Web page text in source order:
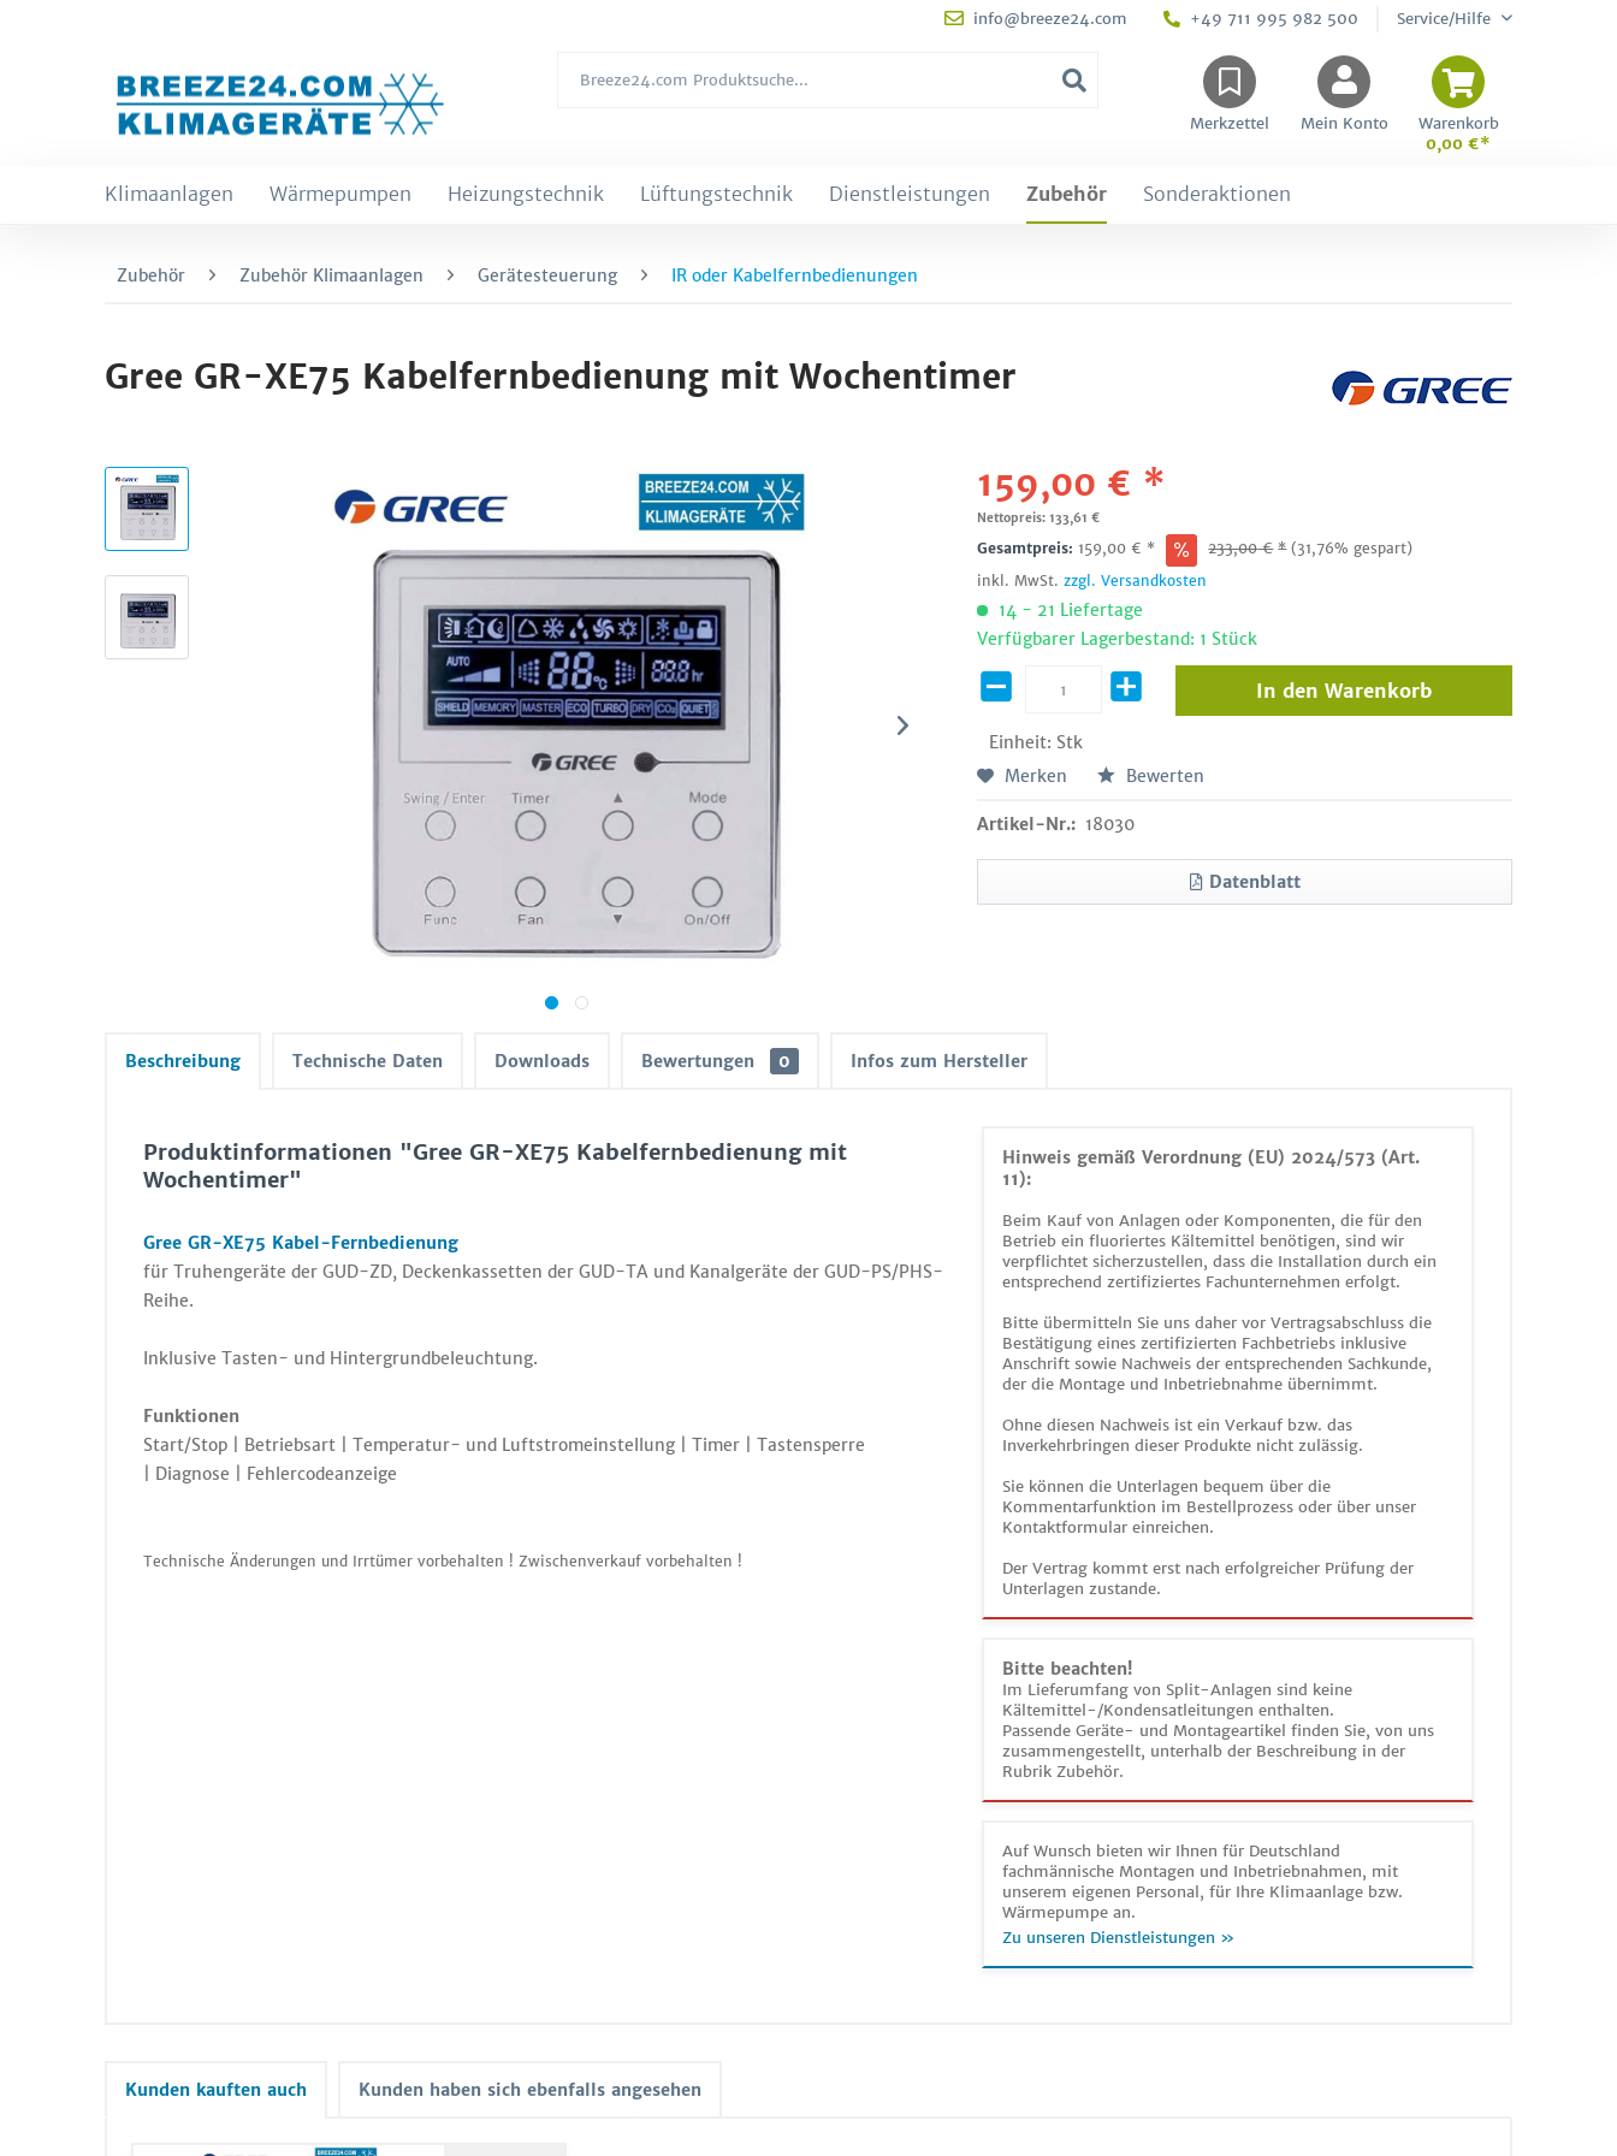
info@breeze24.com +49 711 995 982 500 Service/Hilfe
Merkzettel Mein Konto
Warenkorb
0,00 €*
Klimaanlagen Wärmepumpen Heizungstechnik Lüftungstechnik Dienstleistungen Zubehör Sonderaktionen
Zubehör Zubehör Klimaanlagen Gerätesteuerung IR oder Kabelfernbedienungen
Gree GR-XE75 Kabelfernbedienung mit Wochentimer
159,00 € *
Nettopreis: 133,61 €
Gesamtpreis: 159,00 € * 233,00€ * (31,76% gespart)
inkl. MwSt.zzgl. Versandkosten
14 - 21 Liefertage
Verfügbarer Lagerbestand: 1 Stück
Einheit: Stk
In den Warenkorb
Merken Bewerten
Artikel-Nr.: 18030
Datenblatt
Beschreibung Technische Daten Downloads Bewertungen 0 Infos zum Hersteller
Hinweis gemäß Verordnung (EU) 2024/573 (Art.
11):
Beim Kauf von Anlagen oder Komponenten, die für den
Betrieb ein fluoriertes Kältemittel benötigen, sind wir
verpflichtet sicherzustellen, dass die Installation durch ein
entsprechend zertifiziertes Fachunternehmen erfolgt.
Bitte übermitteln Sie uns daher vor Vertragsabschluss die
Bestätigung eines zertifizierten Fachbetriebs inklusive
Anschrift sowie Nachweis der entsprechenden Sachkunde,
der die Montage und Inbetriebnahme übernimmt.
Ohne diesen Nachweis ist ein Verkauf bzw. das
Inverkehrbringen dieser Produkte nicht zulässig.
Sie können die Unterlagen bequem über die
Kommentarfunktion im Bestellprozess oder über unser
Kontaktformular einreichen.
Der Vertrag kommt erst nach erfolgreicher Prüfung der
Unterlagen zustande.
Bitte beachten!
Im Lieferumfang von Split-Anlagen sind keine
Kältemittel-/Kondensatleitungen enthalten.
Passende Geräte- und Montageartikel finden Sie, von uns
zusammengestellt, unterhalb der Beschreibung in der
Rubrik Zubehör.
Auf Wunsch bieten wir Ihnen für Deutschland
fachmännische Montagen und Inbetriebnahmen, mit
unserem eigenen Personal, für Ihre Klimaanlage bzw.
Wärmepumpe an.
Zu unseren Dienstleistungen »
Produktinformationen "Gree GR-XE75 Kabelfernbedienung mit
Wochentimer"
Gree GR-XE75 Kabel-Fernbedienung
für Truhengeräte der GUD-ZD, Deckenkassetten der GUD-TA und Kanalgeräte der GUD-PS/PHS-
Reihe.
Inklusive Tasten- und Hintergrundbeleuchtung.
Funktionen
Start/Stop | Betriebsart | Temperatur- und Luftstromeinstellung | Timer | Tastensperre
| Diagnose | Fehlercodeanzeige
Technische Änderungen und Irrtümer vorbehalten ! Zwischenverkauf vorbehalten !
Kunden kauften auch Kunden haben sich ebenfalls angesehen